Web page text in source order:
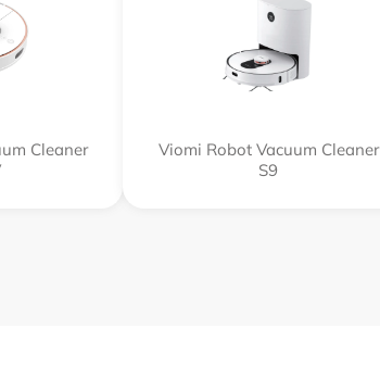
Cleaner
Viomi Robot Vacuum Cleaner
S9